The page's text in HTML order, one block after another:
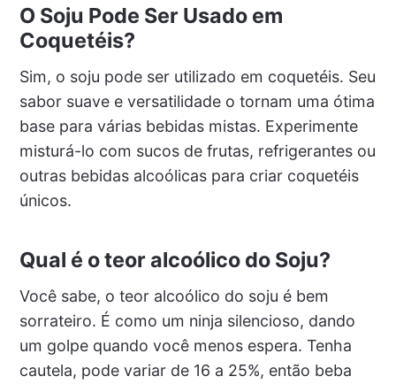
O Soju Pode Ser Usado em
Coquetéis?
Sim, o soju pode ser utilizado em coquetéis. Seu
sabor suave e versatilidade o tornam uma ótima
base para várias bebidas mistas. Experimente
misturá-lo com sucos de frutas, refrigerantes ou
outras bebidas alcoólicas para criar coquetéis
únicos.
Qual é o teor alcoólico do Soju?
Você sabe, o teor alcoólico do soju é bem
sorrateiro. É como um ninja silencioso, dando
um golpe quando você menos espera. Tenha
cautela, pode variar de 16 a 25%, então beba